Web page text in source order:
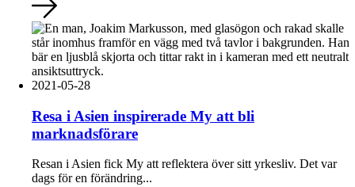
2021-05-28
Resa i Asien inspirerade My att bli
marknadsförare
Resan i Asien fick My att reflektera över sitt yrkesliv. Det var
dags för en förändring...